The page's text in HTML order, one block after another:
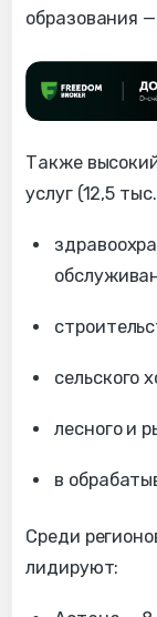
образования
Также
услуг (12,5
сельского
лесного и
в
Среди
лидируют: